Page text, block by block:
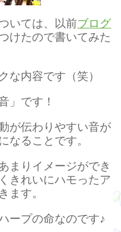
いては、以前ブログ
けたので書いてみた
な内容です（笑）
」です！
が伝わりやすい音が
なることです。
まりイメージができ
きれいにハモったア
ます。
ープの命なのです♪